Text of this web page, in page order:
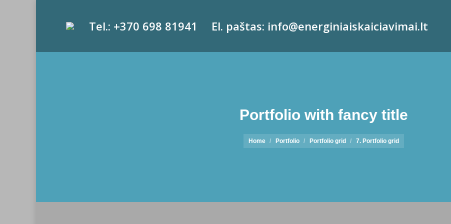
Tel.: +370 698 81941 El. paštas: info@energiniaiskaiciavimai.lt
Portfolio with fancy title
Home Portfolio Portfolio grid 7. Portfolio grid